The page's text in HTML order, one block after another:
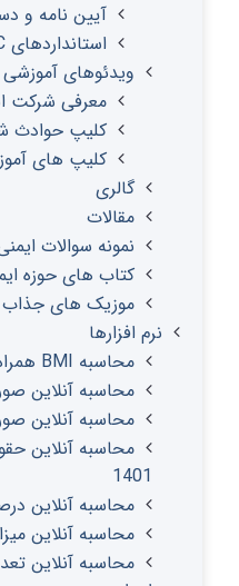
آیین نامه و
استانداردهای IEC
ویدئوهای آموزشی
معرفی شرکت
کلیپ حوادث
کلیپ های
گالری
مقالات
نمونه سوالات
کتاب های حوزه
موزیک های جذاب
نرم افزارها
محاسبه BMI همراه با توضیحات فنی
محاسبه آنلاین
محاسبه آنلاین
محاسبه آنلاین
1401
محاسبه آنلاین
محاسبه آنلاین
محاسبه آنلاین